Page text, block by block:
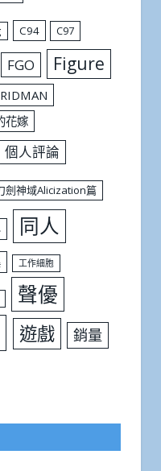
C94 C97
FGO Figure
花嫁
個人評論
劍神域Alicization篇
同人
工作細胞
聲優
遊戲 銷量